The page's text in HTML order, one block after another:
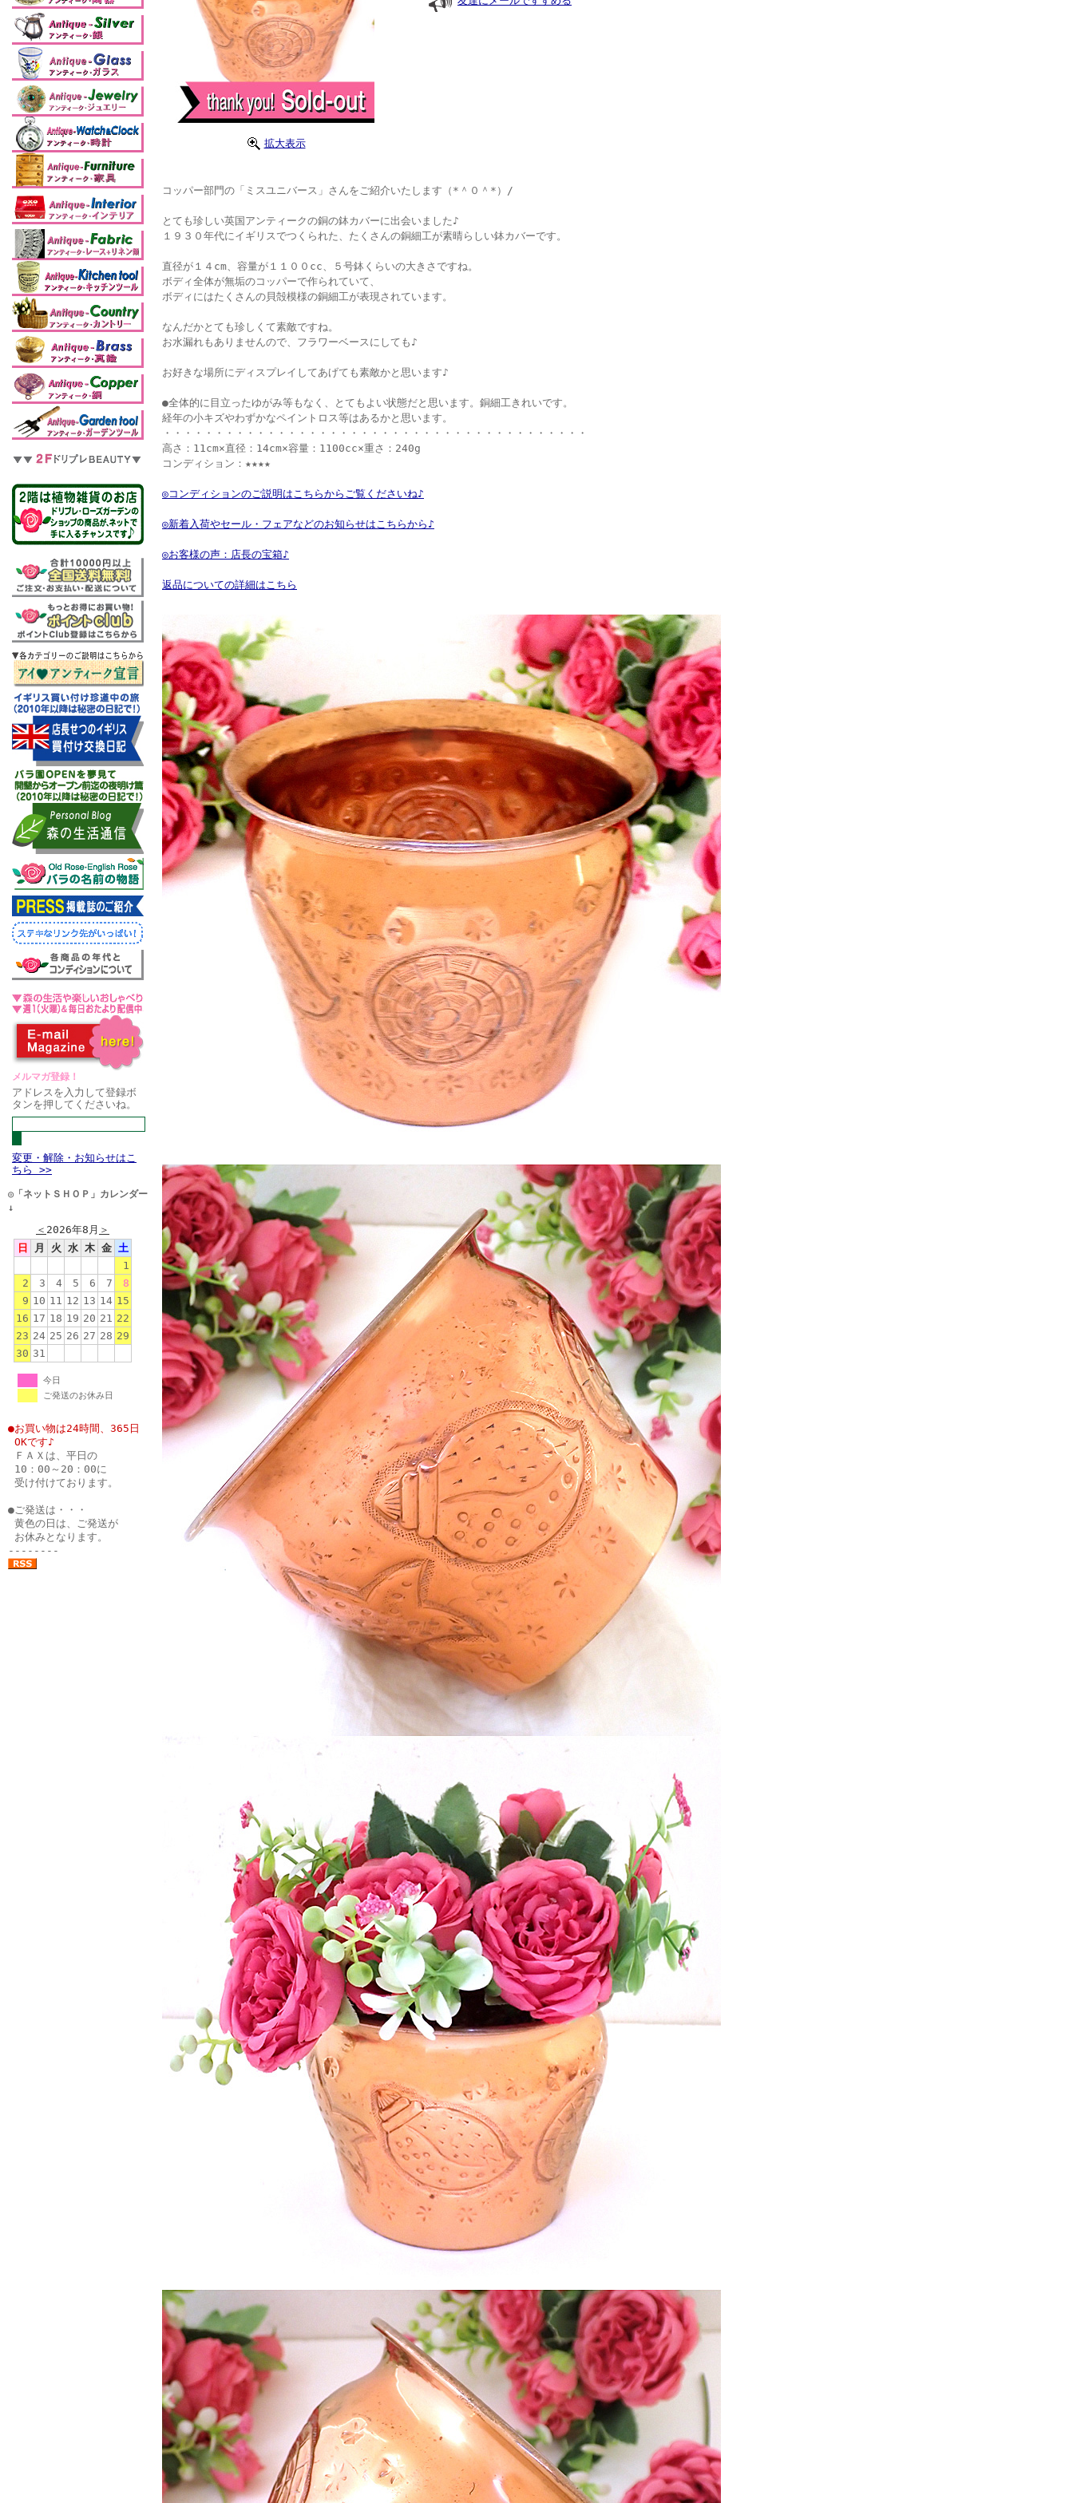
メルマガ登録！
アドレスを入力して登録ボ
タンを押してくださいね。
変更・解除・お知らせはこ
ちら >>
◎「ネットＳＨＯＰ」カレンダー
↓
＜ 2026年8月 ＞
日
月 火 水 木 金 土
1
2
3 4 5 6 7
8
9 10 11 12 13 14 15
16 17 18 19 20 21 22
23 24 25 26 27 28 29
30 31
今日
ご発送のお休み日
●お買い物は24時間、365日
OKです♪
ＦＡＸは、平日の
10：00～20：00に
受け付けております。
●ご発送は・・・
黄色の日は、ご発送が
お休みとなります。
--------
拡大表示
コッパー部門の「ミスユニバース」さんをご紹介いたします（*＾０＾*）/
とても珍しい英国アンティークの銅の鉢カバーに出会いました♪
１９３０年代にイギリスでつくられた、たくさんの銅細工が素晴らしい鉢カバーです。
直径が１４cm、容量が１１００cc、５号鉢くらいの大きさですね。
ボディ全体が無垢のコッパーで作られていて、
ボディにはたくさんの貝殻模様の銅細工が表現されています。
なんだかとても珍しくて素敵ですね。
お水漏れもありませんので、フラワーベースにしても♪
お好きな場所にディスプレイしてあげても素敵かと思います♪
●全体的に目立ったゆがみ等もなく、とてもよい状態だと思います。銅細工きれいです。
経年の小キズやわずかなペイントロス等はあるかと思います。
・・・・・・・・・・・・・・・・・・・・・・・・・・・・・・・・・・・・・・・・・
高さ：11cm×直径：14cm×容量：1100cc×重さ：240g
コンディション：★★★★
◎コンディションのご説明はこちらからご覧くださいね♪
◎新着入荷やセール・フェアなどのお知らせはこちらから♪
◎お客様の声：店長の宝箱♪
返品についての詳細はこちら